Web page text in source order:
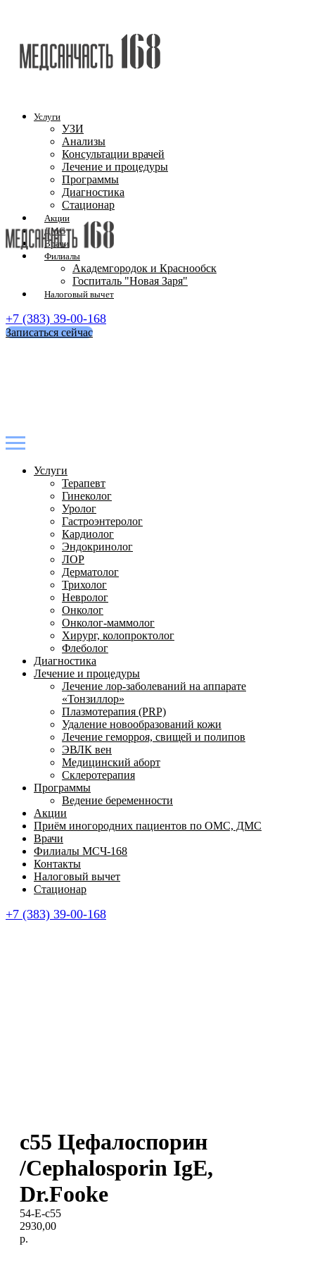
Услуги
УЗИ
Анализы
Консультации врачей
Лечение и процедуры
Программы
Диагностика
Стационар
Акции
ДМС
Врачи
Филиалы
Академгородок и Краснообск
Госпиталь "Новая Заря"
Налоговый вычет
+7 (383) 39-00-168
Записаться сейчас
Услуги
Терапевт
Гинеколог
Уролог
Гастроэнтеролог
Кардиолог
Эндокринолог
ЛОР
Дерматолог
Трихолог
Невролог
Онколог
Онколог-маммолог
Хирург, колопроктолог
Флеболог
Диагностика
Лечение и процедуры
Лечение лор-заболеваний на аппарате
«Тонзиллор»
Плазмотерапия (PRP)
Удаление новообразований кожи
Лечение геморроя, свищей и полипов
ЭВЛК вен
Медицинский аборт
Склеротерапия
Программы
Ведение беременности
Акции
Приём иногородних пациентов по ОМС, ДМС
Врачи
Филиалы МСЧ-168
Контакты
Налоговый вычет
Стационар
+7 (383) 39-00-168
c55 Цефалоспорин
/Cephalosporin IgE,
Dr.Fooke
54-E-c55
2930,00
р.